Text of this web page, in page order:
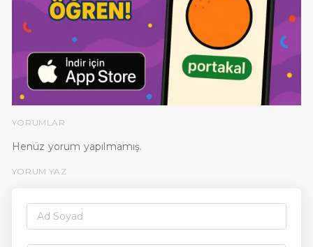
YORUMLAR
Henüz yorum yapılmamış.
YORUM YAZ